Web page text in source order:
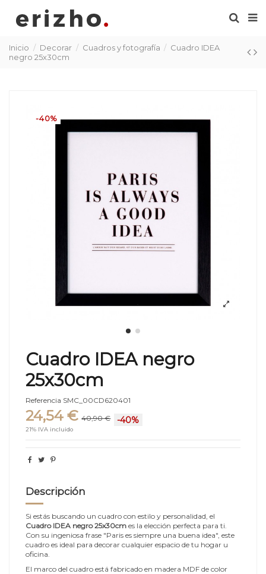
Inicio Decorar Cuadros y fotografía
Cuadro IDEA
negro 25x30cm
-40%
Cuadro IDEA negro
25x30cm
Referencia SMC_00CD620401
24,54 € 40,90 € -40%
21% IVA incluido
Descripción
Si estás buscando un cuadro con estilo y personalidad, el
Cuadro IDEA negro 25x30cm es la elección perfecta para ti.
Con su ingeniosa frase "Paris es siempre una buena idea", este
cuadro es ideal para decorar cualquier espacio de tu hogar u
oficina.
El marco del cuadro está fabricado en madera MDF de color